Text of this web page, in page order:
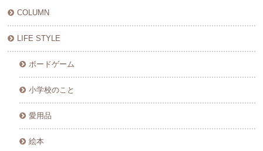
COLUMN
LIFE STYLE
ボードゲーム
小学校のこと
愛用品
絵本